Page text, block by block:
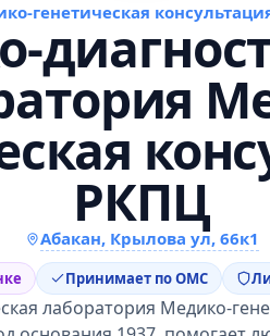
генетическая
РКПЦ
Абакан, Крылова ул, 66к1
Принимает по ОМС
лаборатория Медико-